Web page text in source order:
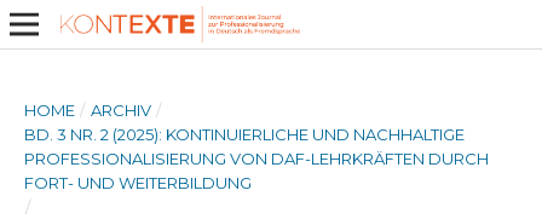
HOME / ARCHIV /
BD. 3 NR. 2 (2025): KONTINUIERLICHE UND NACHHALTIGE
PROFESSIONALISIERUNG VON DAF-LEHRKRÄFTEN DURCH
FORT- UND WEITERBILDUNG
/